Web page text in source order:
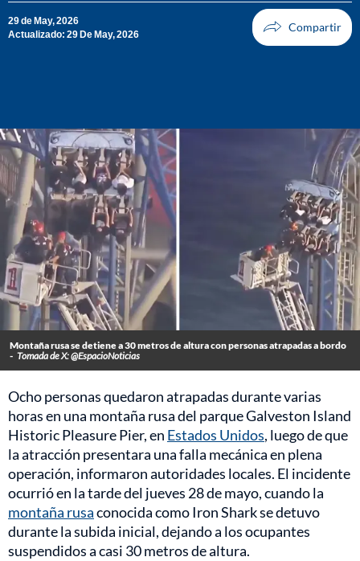
29 de May, 2026
Actualizado: 29 De May, 2026
Montaña rusa se detiene a 30 metros de altura con personas atrapadas a bordo
- Tomada de X: @EspacioNoticias
Ocho personas quedaron atrapadas durante varias
horas en una montaña rusa del parque Galveston Island
Historic Pleasure Pier, en Estados Unidos, luego de que
la atracción presentara una falla mecánica en plena
operación, informaron autoridades locales. El incidente
ocurrió en la tarde del jueves 28 de mayo, cuando la
montaña rusaconocida como Iron Shark se detuvo
durante la subida inicial, dejando a los ocupantes
suspendidos a casi 30 metros de altura.